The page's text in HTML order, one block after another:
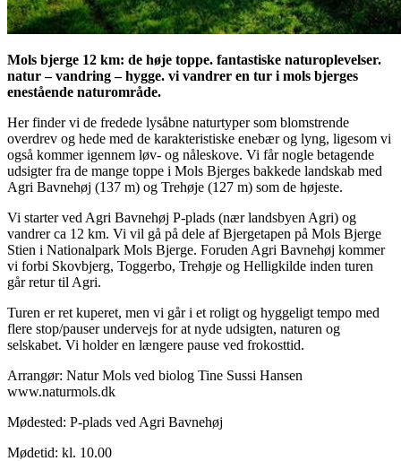
Mols bjerge 12 km: de høje toppe. fantastiske naturoplevelser.
natur – vandring – hygge. vi vandrer en tur i mols bjerges
enestående naturområde.
Her finder vi de fredede lysåbne naturtyper som blomstrende
overdrev og hede med de karakteristiske enebær og lyng, ligesom vi
også kommer igennem løv- og nåleskove. Vi får nogle betagende
udsigter fra de mange toppe i Mols Bjerges bakkede landskab med
Agri Bavnehøj (137 m) og Trehøje (127 m) som de højeste.
Vi starter ved Agri Bavnehøj P-plads (nær landsbyen Agri) og
vandrer ca 12 km. Vi vil gå på dele af Bjergetapen på Mols Bjerge
Stien i Nationalpark Mols Bjerge. Foruden Agri Bavnehøj kommer
vi forbi Skovbjerg, Toggerbo, Trehøje og Helligkilde inden turen
går retur til Agri.
Turen er ret kuperet, men vi går i et roligt og hyggeligt tempo med
flere stop/pauser undervejs for at nyde udsigten, naturen og
selskabet. Vi holder en længere pause ved frokosttid.
Arrangør: Natur Mols ved biolog Tine Sussi Hansen
www.naturmols.dk
Mødested: P-plads ved Agri Bavnehøj
Mødetid: kl. 10.00